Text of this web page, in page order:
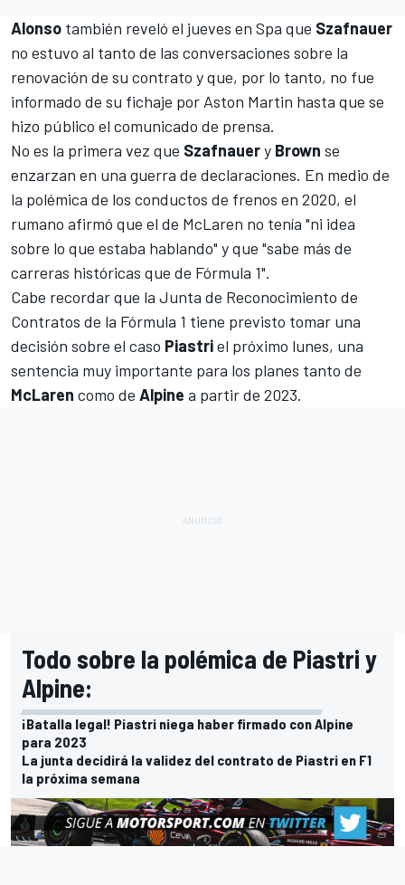
Alonso también reveló el jueves en Spa que Szafnauer
no estuvo al tanto de las conversaciones sobre la
renovación de su contrato y que, por lo tanto, no fue
informado de su fichaje por Aston Martin hasta que se
hizo público el comunicado de prensa.
No es la primera vez que Szafnauery Brown se
enzarzan en una guerra de declaraciones. En medio de
la polémica de los conductos de frenos en 2020, el
rumano afirmó que el de McLaren no tenía "ni idea
sobre lo que estaba hablando" y que "sabe más de
carreras históricas que de Fórmula 1".
Cabe recordar que la Junta de Reconocimiento de
Contratos de la Fórmula 1 tiene previsto tomar una
decisión sobre el caso Piastriel próximo lunes, una
sentencia muy importante para los planes tanto de
McLaren como de Alpine a partir de 2023.
Todo sobre la polémica de Piastri y
Alpine:
¡Batalla legal! Piastri niega haber firmado con Alpine
para 2023
La junta decidirá la validez del contrato de Piastri en F1
la próxima semana